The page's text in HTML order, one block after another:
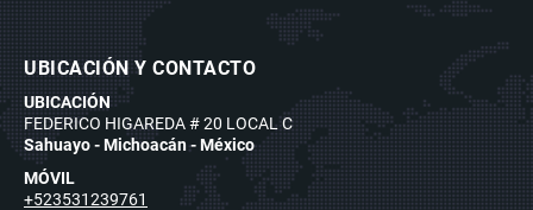
UBICACIÓN Y CONTACTO
UBICACIÓN
FEDERICO HIGAREDA # 20 LOCAL C
Sahuayo - Michoacán - México
MÓVIL
+523531239761